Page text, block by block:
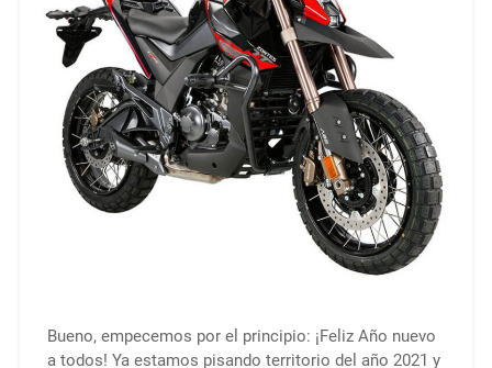
Bueno, empecemos por el principio: ¡Feliz Año nuevo
a todos! Ya estamos pisando territorio del año 2021 y